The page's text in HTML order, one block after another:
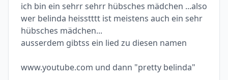
ich bin ein sehrr sehrr hübsches mädchen ...also
wer belinda heisstttt ist meistens auch ein sehr
hübsches mädchen...
ausserdem gibtss ein lied zu diesen namen
www.youtube.com und dann "pretty belinda"